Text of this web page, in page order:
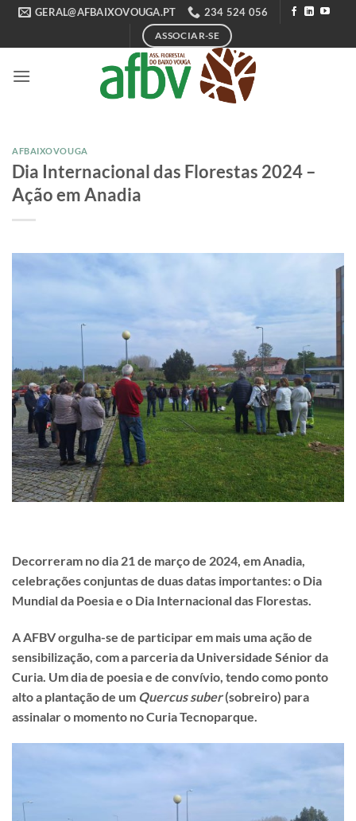
Skip
content
GERAL@AFBAIXOVOUGA.PT 234 524 056
ASSOCIAR-SE
AFBAIXOVOUGA
Dia Internacional das Florestas 2024 –
Ação em Anadia
Decorreram no dia 21 de março de 2024, em Anadia,
celebrações conjuntas de duas datas importantes: o Dia
Mundial da Poesia e o Dia Internacional das Florestas.
A AFBV orgulha-se de participar em mais uma ação de
sensibilização, com a parceria da Universidade Sénior da
Curia. Um dia de poesia e de convívio, tendo como ponto
alto a plantação de um Quercus suber(sobreiro) para
assinalar o momento no Curia Tecnoparque.